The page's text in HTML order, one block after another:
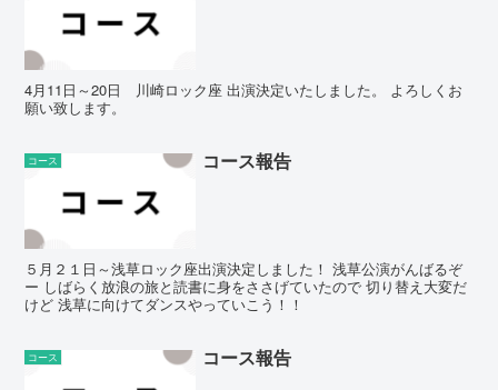
4月11日～20日 川崎ロック座 出演決定いたしました。 よろしくお
願い致します。
コース コース報告
５月２１日～浅草ロック座出演決定しました！ 浅草公演がんばるぞ
ー しばらく放浪の旅と読書に身をささげていたので 切り替え大変だ
けど 浅草に向けてダンスやっていこう！！
コース コース報告